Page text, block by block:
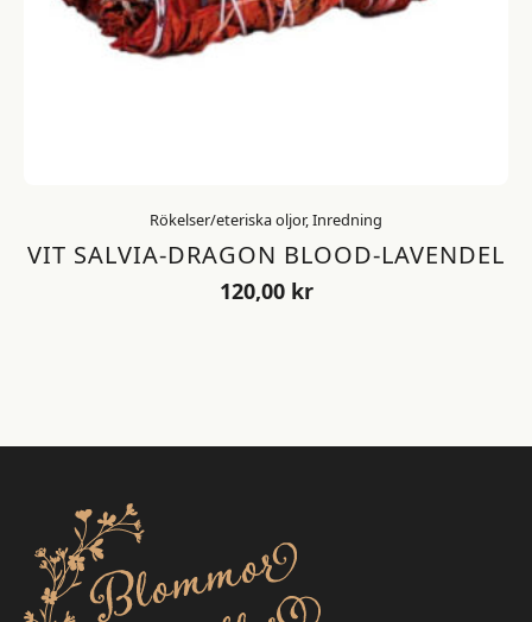
Rökelser/eteriska oljor, Inredning
VIT SALVIA-DRAGON BLOOD-LAVENDEL
120,00 kr